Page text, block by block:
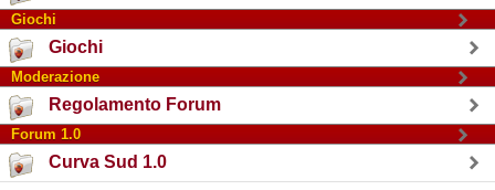
Giochi
Giochi
Moderazione
Regolamento Forum
Forum 1.0
Curva Sud 1.0